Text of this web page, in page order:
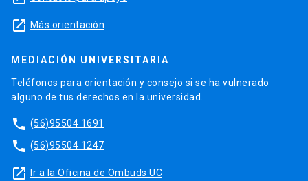
launch Más orientación
MEDIACIÓN UNIVERSITARIA
Teléfonos para orientación y consejo si se ha vulnerado
alguno de tus derechos en la universidad.
phone (56)95504 1691
phone (56)95504 1247
launch Ir a la Oficina de Ombuds UC